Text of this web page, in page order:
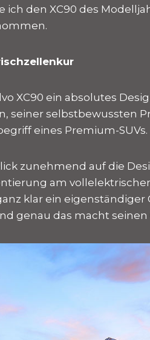
ich den XC90 des
XC90 ein absolutes
seiner selbstbewussten
eines Premium-SUVs.
zunehmend auf die
am
klar ein eigenständiger
genau das macht seinen